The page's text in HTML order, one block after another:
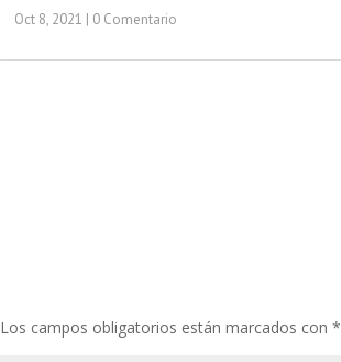
Oct 8, 2021 | 0 Comentario
Los campos obligatorios están marcados con*